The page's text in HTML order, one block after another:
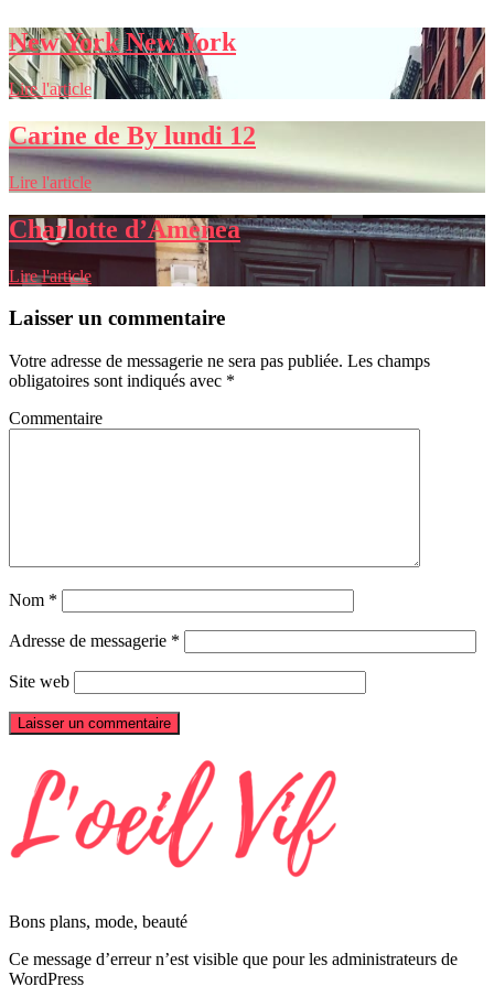
New York New York
Lire l'article
Carine de By lundi 12
Lire l'article
Charlotte d’Amenea
Lire l'article
Laisser un commentaire
Votre adresse de messagerie ne sera pas publiée. Les champs
obligatoires sont indiqués avec *
Commentaire
Nom *
Adresse de messagerie *
Site web
Bons plans, mode, beauté
Ce message d’erreur n’est visible que pour les administrateurs de
WordPress